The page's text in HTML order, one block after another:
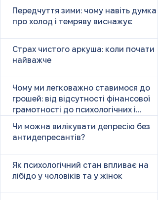
Передчуття зими: чому навіть думка
про холод і темряву виснажує
Страх чистого аркуша: коли почати
найважче
Чому ми легковажно ставимося до
грошей: від відсутності фінансової
грамотності до психологічних і
Чи можна вилікувати депресію без
антидепресантів?
Як психологічний стан впливає на
лібідо у чоловіків та у жінок